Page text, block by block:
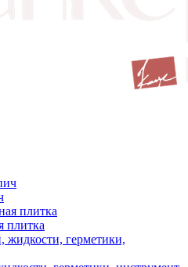
плитка